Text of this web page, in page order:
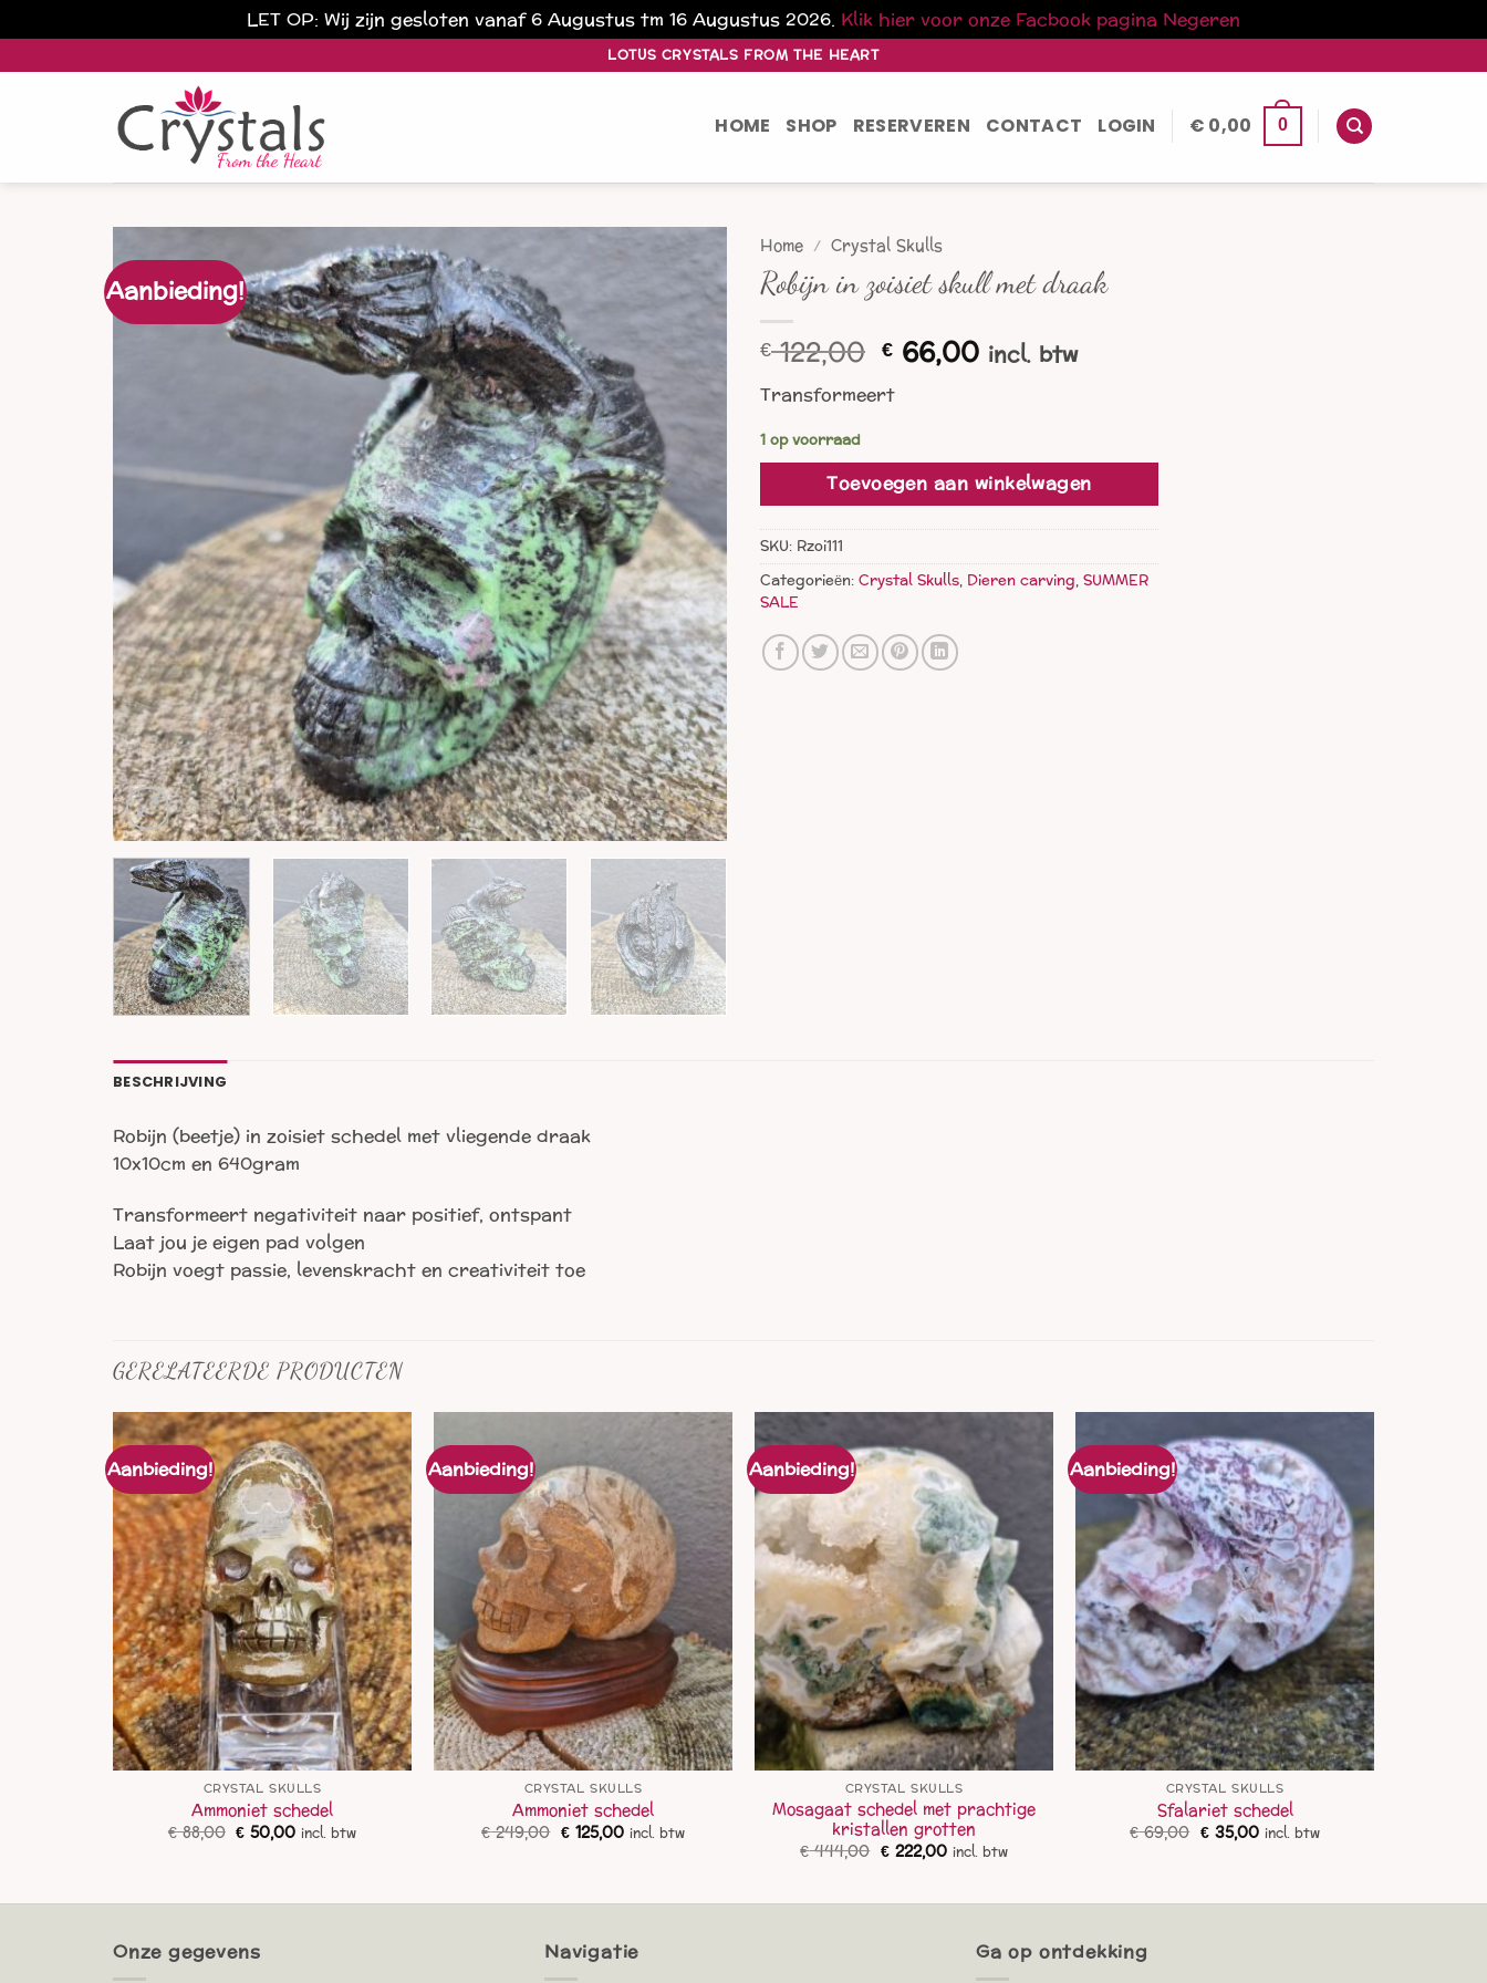
LET OP: Wij zijn gesloten vanaf 6 Augustus tm 16 Augustus 2026. Klik hier voor onze Facbook pagina Negeren
naar
LOTUS CRYSTALS FROM THE HEART
HOME SHOP RESERVEREN CONTACT LOGIN € 0,00 0
Aanbieding!
Home / Crystal Skulls
Robijn in zoisiet skull met draak
€122,00 Oorspronkelijke
prijs
was:
€ 66,00Huidige
prijs
incl. btw
Transformeert
1 op voorraad
Toevoegen aan winkelwagen
SKU: Rzoi111
Categorieën:Crystal Skulls, Dieren carving,SUMMER
SALE
BESCHRIJVING
Robijn (beetje) in zoisiet schedel met vliegende draak
10x10cm en 640gram
Transformeert negativiteit naar positief, ontspant
Laat jou je eigen pad volgen
Robijn voegt passie, levenskracht en creativiteit toe
GERELATEERDE PRODUCTEN
Aanbieding!
CRYSTAL SKULLS
Ammoniet schedel
€88,00 Oorspronkelijke
prijs
€50,00Huidige
prijs
incl. btw
Aanbieding!
CRYSTAL SKULLS
Ammoniet schedel
€249,00 Oorspronkelijke
prijs
€125,00Huidige
prijs
incl. btw
Aanbieding!
CRYSTAL SKULLS
Mosagaat schedel met prachtige
kristallen grotten
€444,00 Oorspronkelijke
prijs
€ 444,00.
€222,00Huidige
prijs
€ 222,00.
incl. btw
Aanbieding!
CRYSTAL SKULLS
Sfalariet schedel
€69,00 Oorspronkelijke
prijs
€35,00Huidige
prijs
incl. btw
Onze gegevens Navigatie Ga op ontdekking